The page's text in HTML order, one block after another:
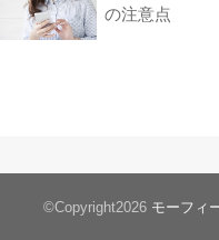
の注意点
©Copyright2026 モーフィ